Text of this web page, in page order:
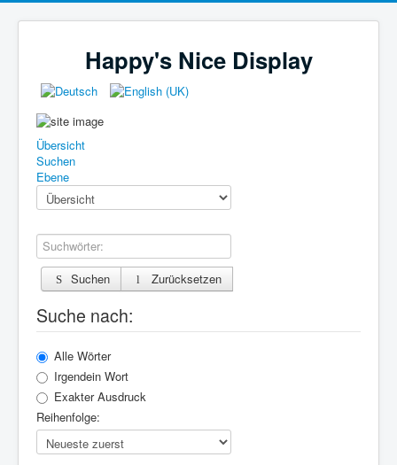
Happy's Nice Display
Übersicht
Suchen
Ebene
Suchwörter:
Suchen Zurücksetzen
Suche nach:
Alle Wörter
Irgendein Wort
Exakter Ausdruck
Reihenfolge: